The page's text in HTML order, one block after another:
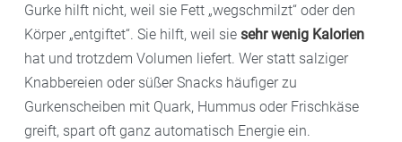
Gurke hilft nicht, weil sie Fett „wegschmilzt“ oder den
Körper „entgiftet“. Sie hilft, weil sie sehr wenig Kalorien
hat und trotzdem Volumen liefert. Wer statt salziger
Knabbereien oder süßer Snacks häufiger zu
Gurkenscheiben mit Quark, Hummus oder Frischkäse
greift, spart oft ganz automatisch Energie ein.